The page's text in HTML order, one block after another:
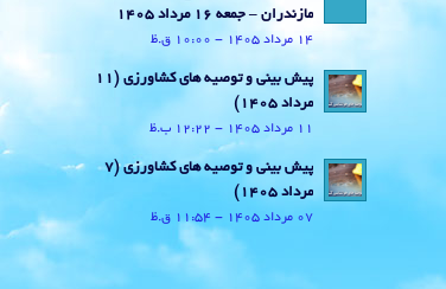
مازندران – جمعه 16 مرداد 1405
14 مرداد 1405 - 10:00 ق.ظ
پیش بینی و توصیه های کشاورزی (11
مرداد ۱۴۰۵)
11 مرداد 1405 - 12:22 ب.ظ
پیش بینی و توصیه های کشاورزی (7
مرداد ۱۴۰۵)
07 مرداد 1405 - 11:54 ق.ظ